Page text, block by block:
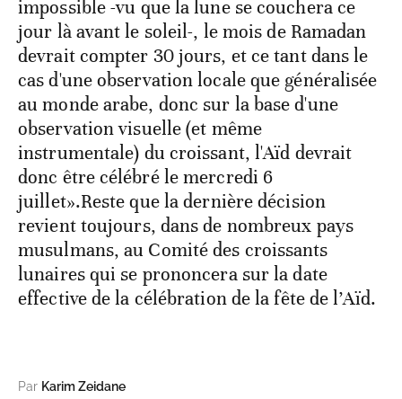
impossible -vu que la lune se couchera ce
jour là avant le soleil-, le mois de Ramadan
devrait compter 30 jours, et ce tant dans le
cas d'une observation locale que généralisée
au monde arabe, donc sur la base d'une
observation visuelle (et même
instrumentale) du croissant, l'Aïd devrait
donc être célébré le mercredi 6
juillet».Reste que la dernière décision
revient toujours, dans de nombreux pays
musulmans, au Comité des croissants
lunaires qui se prononcera sur la date
effective de la célébration de la fête de l’Aïd.
Par Karim Zeidane